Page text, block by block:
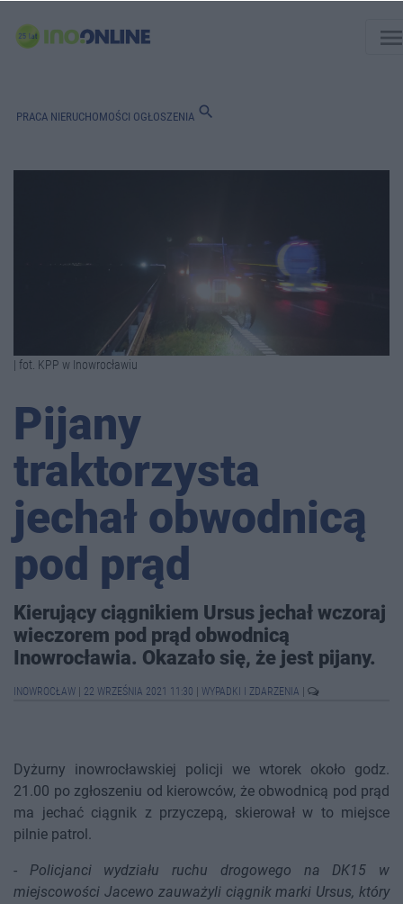
PRACA NIERUCHOMOŚCI OGŁOSZENIA search
| fot. KPP w Inowrocławiu
Pijany
traktorzysta
jechał obwodnicą
pod prąd
Kierujący ciągnikiem Ursus jechał wczoraj
wieczorem pod prąd obwodnicą
Inowrocławia. Okazało się, że jest pijany.
INOWROCŁAW 22 WRZEŚNIA 2021 11:30 WYPADKI I ZDARZENIA
Dyżurny inowrocławskiej policji we wtorek około godz.
21.00 po zgłoszeniu od kierowców, że obwodnicą pod prąd
ma jechać ciągnik z przyczepą, skierował w to miejsce
pilnie patrol.
- Policjanci wydziału ruchu drogowego na DK15 w
miejscowości Jacewo zauważyli ciągnik marki Ursus, który